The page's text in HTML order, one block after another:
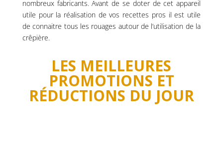
nombreux fabricants. Avant de se doter de cet appareil
utile pour la réalisation de vos recettes pros il est utile
de connaitre tous les rouages autour de l’utilisation de la
crêpière.
LES MEILLEURES
PROMOTIONS ET
RÉDUCTIONS DU JOUR